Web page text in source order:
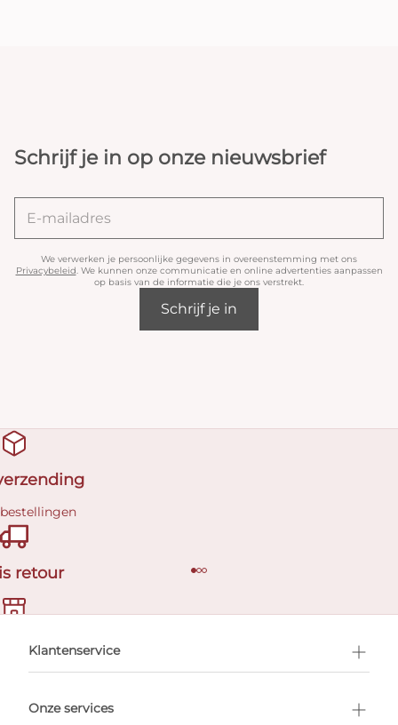
Schrijf je in op onze nieuwsbrief
We verwerken je persoonlijke gegevens in overeenstemming met ons
Privacybeleid. We kunnen onze communicatie en online advertenties aanpassen
op basis van de informatie die je ons verstrekt.
Schrijf je in
retour
afspraak
Klantenservice
Onze services